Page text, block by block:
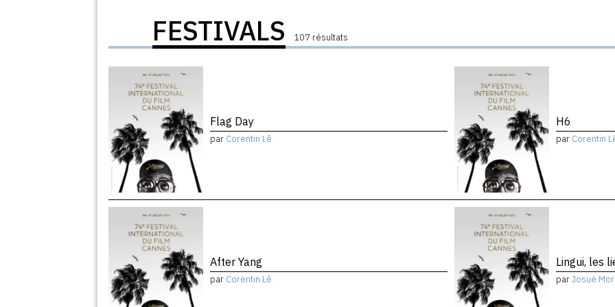
FESTIVALS 107 résultats
Flag Day
par Corentin Lê
H6
par Corentin
After Yang
par Corentin Lê
Lingui, les
parJosué